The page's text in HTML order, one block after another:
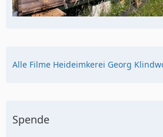
Alle Filme Heideimkerei Georg
Spende